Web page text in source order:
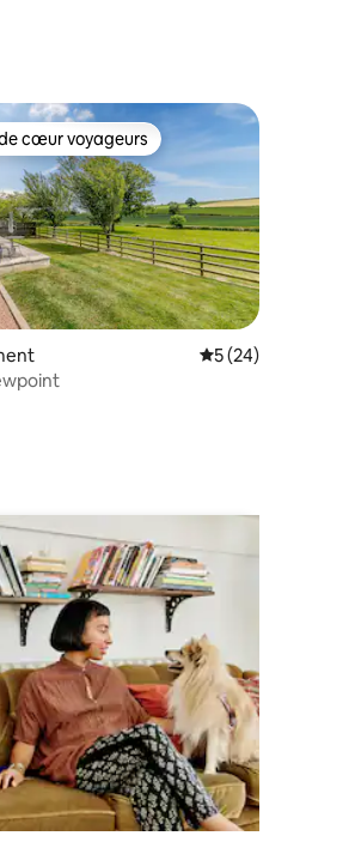
la base de 64 commentaires : 4,84 sur 5
cœur voyageurs les plus appréciés
cœur voyageurs
Évaluation
5 (24)